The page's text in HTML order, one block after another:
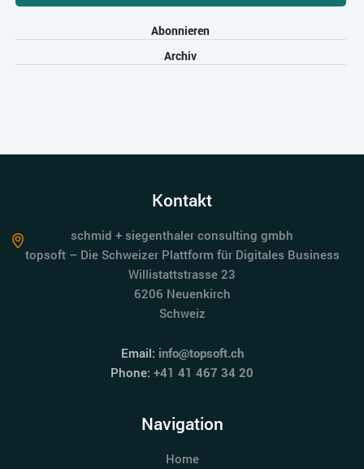
Abonnieren
Archiv
Kontakt
schmid + siegenthaler consulting gmbh
topsoft – Die Schweizer Plattform für Digitales Business
Willistattstrasse 23
6206 Neuenkirch
Schweiz
Email: info@topsoft.ch
Phone: +41 41 467 34 20
Navigation
Home